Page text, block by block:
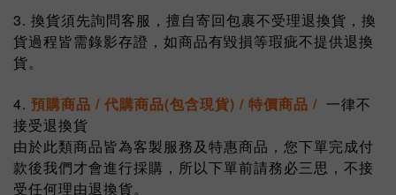
3. 換貨須先詢問客服，擅自寄回包裹不受理退換貨，換
貨過程皆需錄影存證，如商品有毀損等瑕疵不提供退換
貨。
4. 預購商品 / 代購商品(包含現貨) / 特價商品 / 一律不
接受退換貨
由於此類商品皆為客製服務及特惠商品，您下單完成付
款後我們才會進行採購，所以下單前請務必三思，不接
受任何理由退換貨。